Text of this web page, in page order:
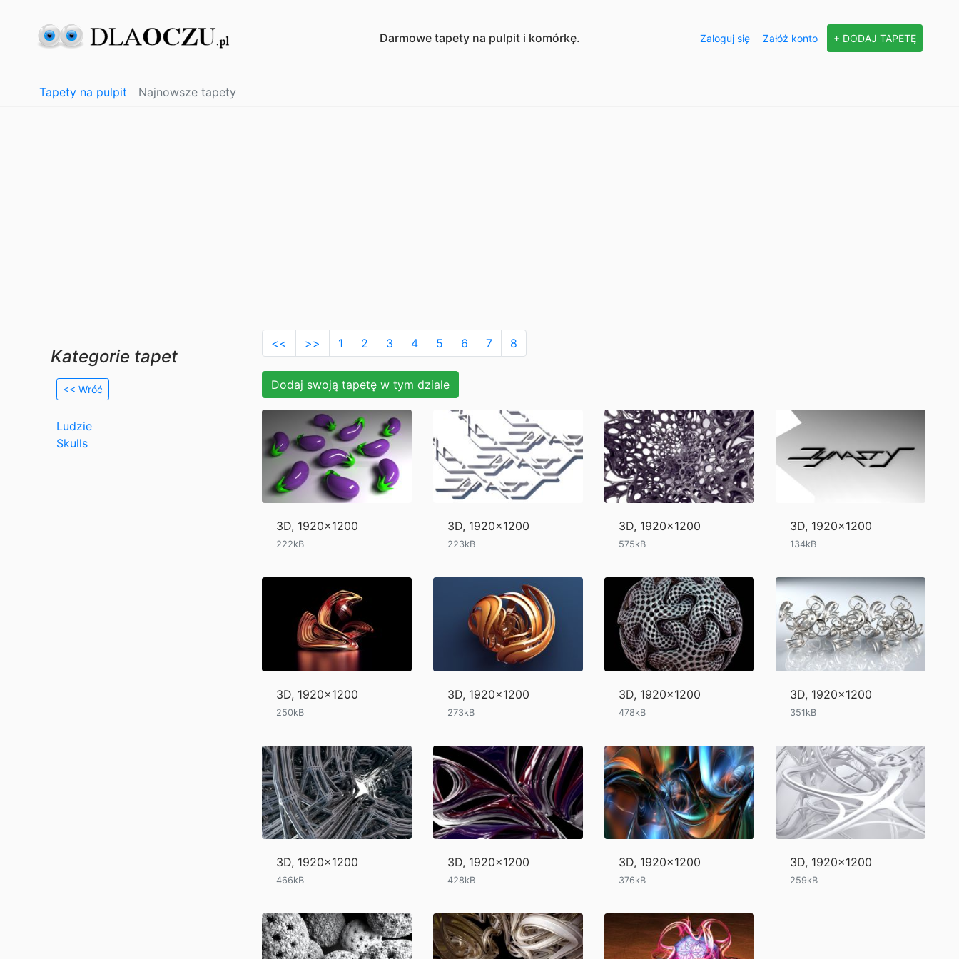
Darmowe tapety na pulpit i komórkę. Zaloguj się Załóż konto + DODAJ TAPETĘ
Tapety na pulpit Najnowsze tapety
Kategorie tapet
<< Wróć
Ludzie
Skulls
<< >> 1 2 3 4 5 6 7 8
Dodaj swoją tapetę w tym dziale
3D, 1920x1200
222kB
3D, 1920x1200
223kB
3D, 1920x1200
575kB
3D, 1920x1200
134kB
3D, 1920x1200
250kB
3D, 1920x1200
273kB
3D, 1920x1200
478kB
3D, 1920x1200
351kB
3D, 1920x1200
466kB
3D, 1920x1200
428kB
3D, 1920x1200
376kB
3D, 1920x1200
259kB